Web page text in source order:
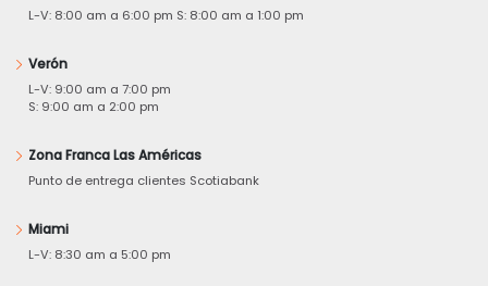
L-V: 8:00 am a 6:00 pm S: 8:00 am a 1:00 pm
Verón
L-V: 9:00 am a 7:00 pm
S: 9:00 am a 2:00 pm
Zona Franca Las Américas
Punto de entrega clientes Scotiabank
Miami
L-V: 8:30 am a 5:00 pm